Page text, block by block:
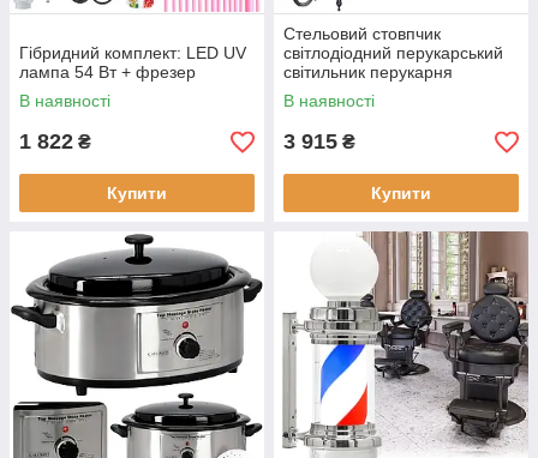
Гібридний комплект: LED UV
лампа 54 Вт + фрезер
В наявності
1 822 ₴
Купити
Стельовий стовпчик
світлодіодний перукарський
світильник перукарня
рекламна вивіска для вітальні
65 см
В наявності
3 915 ₴
Купити